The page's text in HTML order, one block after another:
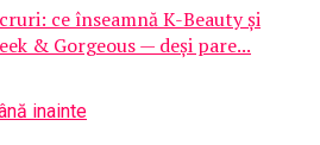
ce înseamnă K-Beauty și
& Gorgeous — deși pare...
inainte